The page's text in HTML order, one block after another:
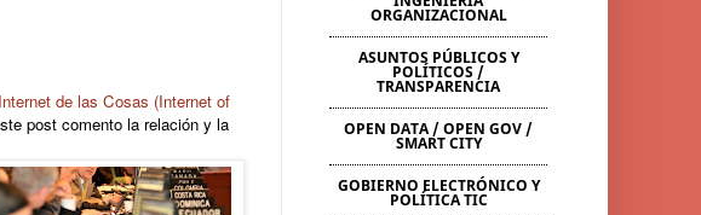
Internet de las Cosas (Internet of
post comento la relación y la
ORGANIZACIONAL
ASUNTOS PÚBLICOS Y
POLÍTICOS /
TRANSPARENCIA
OPEN DATA / OPEN GOV /
SMART CITY
GOBIERNO ELECTRÓNICO Y
POLÍTICA TIC